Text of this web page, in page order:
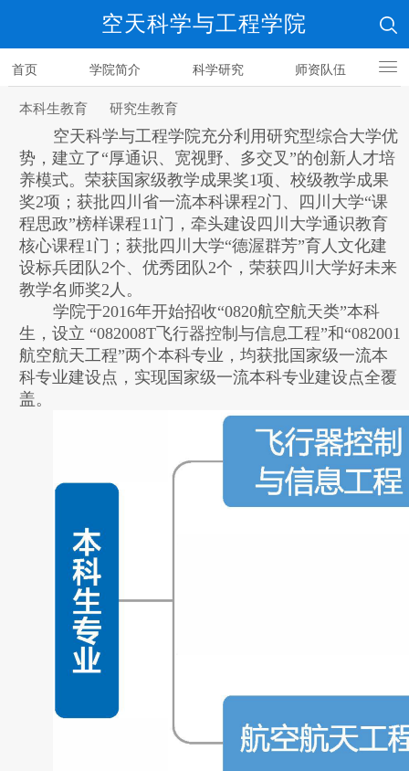
空天科学与工程学院
首页 学院简介 科学研究 师资队伍
人才培养
本科生教育 研究生教育
空天科学与工程学院充分利用研究型综合大学优
势，建立了“厚通识、宽视野、多交叉”的创新人才培
养模式。荣获国家级教学成果奖1项、校级教学成果
奖2项；获批四川省一流本科课程2门、四川大学“课
程思政”榜样课程11门，牵头建设四川大学通识教育
核心课程1门；获批四川大学“德渥群芳”育人文化建
设标兵团队2个、优秀团队2个，荣获四川大学好未来
教学名师奖2 人。
学院于2016年开始招收“0820航空航天类”本科
生，设立 “082008T飞行器控制与信息工程”和“082001
航空航天工程”两个本科专业，均获批国家级一流本
科专业建设点，实现国家级一流本科专业建设点全覆
盖。